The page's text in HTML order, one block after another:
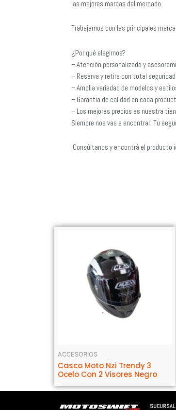
las mejores marcas del mercado.
Trabajamos con las principales
¿Por qué elegirnos?
– Atención personalizada y
– Reserva y retira con total seguridad.
– Amplia variedad de modelos y
– Garantía de calidad en cada
– Los mejores precios es nuestra
Siempre nos vas a encontrar. Tu
¡Consúltanos y encontrá el producto
ACCESORIOS
Casco Moto Nzi Trendy 3
Ocelo Con 2 Visores Negro